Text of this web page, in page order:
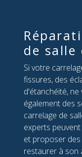
de salle
Si votre
fissures, des
d'étanchéité,
également des
carrelage de
experts
et proposer
restaurer à son